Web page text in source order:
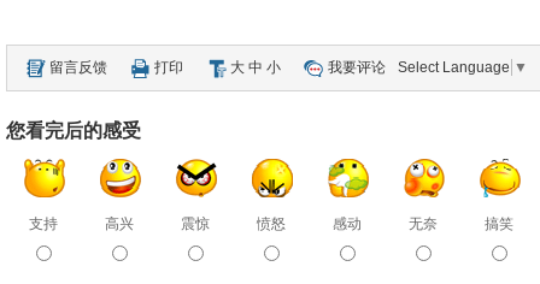
留言反馈 打印 大 中 小 我要评论 Select Language ▼
您看完后的感受
支持 高兴 震惊 愤怒 感动 无奈 搞笑